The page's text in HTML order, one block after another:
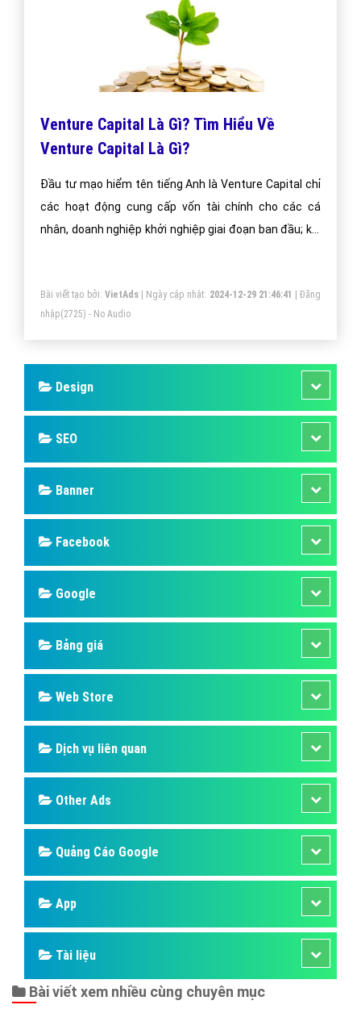
Venture Capital Là Gì? Tìm Hiểu Về
Venture Capital Là Gì?
Đầu tư mạo hiểm tên tiếng Anh là Venture Capital chỉ
các hoạt động cung cấp vốn tài chính cho các cá
nhân, doanh nghiệp khởi nghiệp giai đoạn ban đầu; khi
tiền đầu tư đó sẽ trở thành cổ phần của doanh nghiệp
được Đầu tư mạo hiểm.
Bài viết tạo bởi: VietAds| Ngày cập nhật: 2024-12-29 21:46:41 |Đăng
nhập(2725) - No Audio
Design
SEO
Banner
Facebook
Google
Bảng giá
Web Store
Dịch vụ liên quan
Other Ads
Quảng Cáo Google
App
Tài liệu
Bài viết xem nhiều cùng chuyên mục